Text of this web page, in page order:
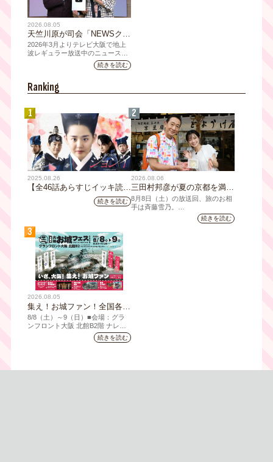
2026.08.05
天竺川原が司会「NEWSクラ
イシス」チャンネル登録者数
10万人突破！テレビ大阪の番
組史上最速記録を更新
2026年3月よりテレビ大阪で地上
波レギュラー放送中のニュース番
組「NEWSクライシス」が、この
たび2026年7月12日(日)に、
人を達成しました。
続きを読む
Ranking
1
2025.08.26
【全46話あらすじイッキ読
み】韓国ドラマ『火の女神
ジョンイ』｜テレビ大阪 9
ート
続きを読む
2
2026.08.06
三田村邦彦が夏の京都を満喫
｜太っ腹な「無限朝食」、住
宅街の隠れ家・角打ち、売り
切れ御免の夏の名物を堪能！
三田村大絶賛！暑い時こそ食
8月8日（土）の放送回、旅のお相
手は斉藤雪乃。
「おとな旅あるき旅」は毎週土曜
続きを読む
3
2026.08.05
集え！お城ファン！全国各地
のお城PRブースが群雄割
拠！『大阪・お城フェス
2026』、いよいよ8/8（土）
8/8（⼟）～9（日）■会場：グラ
ンフロント⼤阪 北館B2階 ナレッ
ジキャピタル コングレコンベンシ
ョンセンター ⼤⼈ 前売1,400円
続きを読む